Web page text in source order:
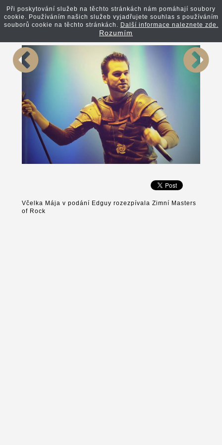
Zpět na článek
Včelka Mája v podání Edguy rozezpívala Zimní Masters
of Rock
Při poskytování služeb na těchto stránkách nám pomáhají soubory
cookie. Používáním našich služeb vyjadřujete souhlas s používáním
souborů cookie na těchto stránkách. Další informace naleznete zde.
Rozumím